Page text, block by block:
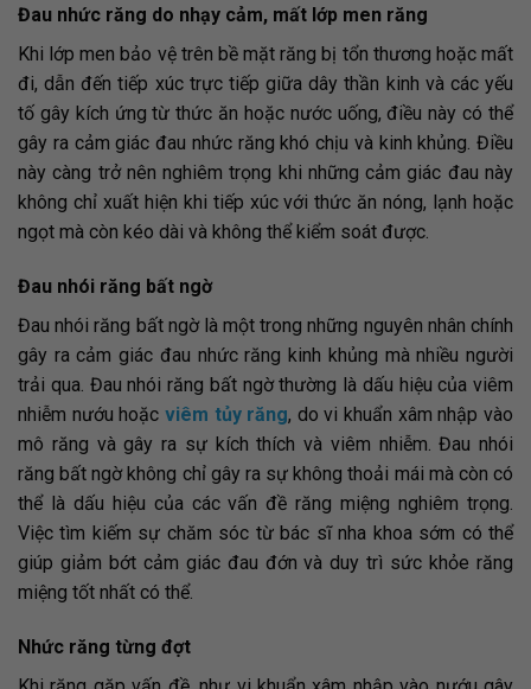
Đau nhức răng do nhạy cảm, mất lớp men răng
Khi lớp men bảo vệ trên bề mặt răng bị tổn thương hoặc mất
đi, dẫn đến tiếp xúc trực tiếp giữa dây thần kinh và các yếu
tố gây kích ứng từ thức ăn hoặc nước uống, điều này có thể
gây ra cảm giác đau nhức răng khó chịu và kinh khủng. Điều
này càng trở nên nghiêm trọng khi những cảm giác đau này
không chỉ xuất hiện khi tiếp xúc với thức ăn nóng, lạnh hoặc
ngọt mà còn kéo dài và không thể kiểm soát được.
Đau nhói răng bất ngờ
Đau nhói răng bất ngờ là một trong những nguyên nhân chính
gây ra cảm giác đau nhức răng kinh khủng mà nhiều người
trải qua. Đau nhói răng bất ngờ thường là dấu hiệu của viêm
nhiễm nướu hoặc viêm tủy răng, do vi khuẩn xâm nhập vào
mô răng và gây ra sự kích thích và viêm nhiễm. Đau nhói
răng bất ngờ không chỉ gây ra sự không thoải mái mà còn có
thể là dấu hiệu của các vấn đề răng miệng nghiêm trọng.
Việc tìm kiếm sự chăm sóc từ bác sĩ nha khoa sớm có thể
giúp giảm bớt cảm giác đau đớn và duy trì sức khỏe răng
miệng tốt nhất có thể.
Nhức răng từng đợt